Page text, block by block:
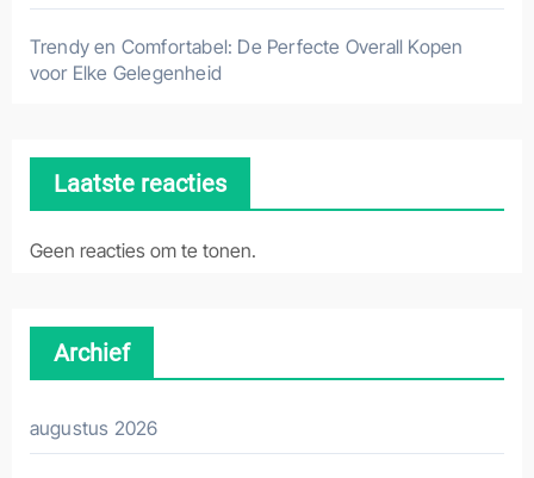
Trendy en Comfortabel: De Perfecte Overall Kopen
voor Elke Gelegenheid
Laatste reacties
Geen reacties om te tonen.
Archief
augustus 2026